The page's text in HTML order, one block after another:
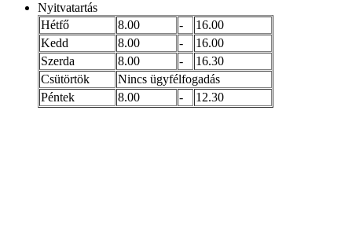
Nyitvatartás
Hétfő
8.00 -
16.00
Kedd
8.00 -
16.00
Szerda
8.00 -
16.30
Csütörtök
Nincs ügyfélfogadás
Péntek
8.00 - 12.30